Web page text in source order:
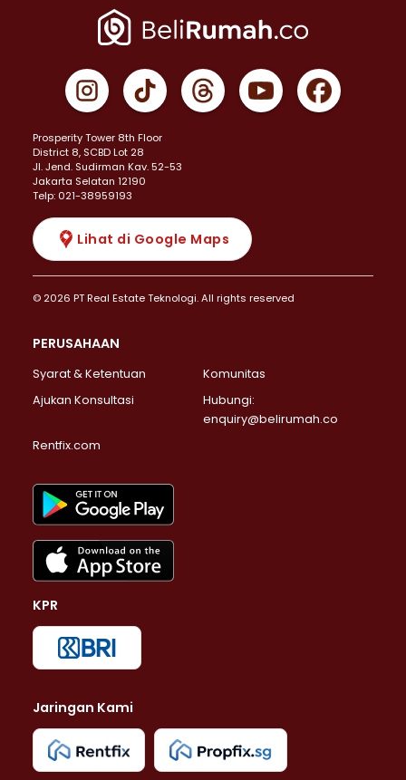
Prosperity Tower 8th Floor
District 8, SCBD Lot 28
JI. Jend. Sudirman Kav. 52-53
Jakarta Selatan 12190
Telp: 021-38959193
Lihat di Google Maps
© 2026 PT Real Estate Teknologi. All rights reserved
PERUSAHAAN
Syarat & Ketentuan
Komunitas
Ajukan Konsultasi
Hubungi:
enquiry@belirumah.co
Rentfix.com
KPR
Jaringan Kami